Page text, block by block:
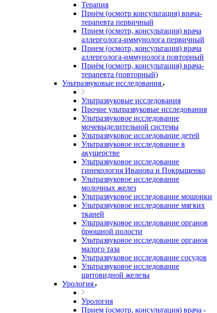
Терапия
Приём (осмотр консультация) врача-
терапевта первичный
Прием (осмотр, консультация) врача
аллерголога-иммунолога первичный
Прием (осмотр, консультация) врача
аллерголога-иммунолога повторный
Приём (осмотр, консультация) врача-
терапевта (повторный)
Ультразвуковые исследования
Ультразвуковые исследования
Прочие ультразвуковые исследования
Ультразвуковое исследование
мочевыделительной системы
Ультразвуковое исследование детей
Ультразвуковое исследование в
акушерстве
Ультразвуковое исследование
гинекология Иванова и Покрыщенко
Ультразвуковое исследование
молочных желез
Ультразвуковое исследование мошонки
Ультразвуковое исследование мягких
тканей
Ультразвуковое исследование органов
брюшной полости
Ультразвуковое исследование органов
малого таза
Ультразвуковое исследование сосудов
Ультразвуковое исследование
щитовидной железы
Урология
Урология
Прием (осмотр, консультация) врача -